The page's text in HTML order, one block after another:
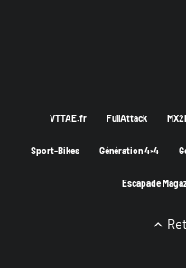
VTTAE.fr FullAttack
Sport-Bikes Génération 4×4
Escapade